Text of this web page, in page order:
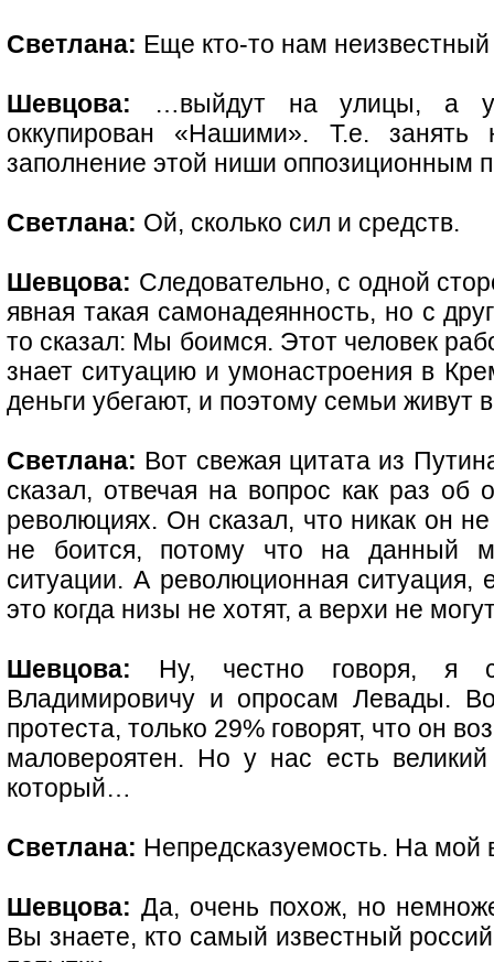
Светлана: Еще кто-то нам
Шевцова: …выйдут на улицы, а
оккупирован «Нашими». Т.е. занять
заполнение этой ниши оппозиционным
Светлана: Ой, сколько сил и средств.
Шевцова: Следовательно, с одной
явная такая самонадеянность, но с
то сказал: Мы боимся. Этот человек
знает ситуацию и умонастроения в
деньги убегают, и поэтому семьи живут
Светлана: Вот свежая цитата из
сказал, отвечая на вопрос как раз
революциях. Он сказал, что никак он
не боится, потому что на данный
ситуации. А революционная
это когда низы не хотят, а верхи не
Шевцова: Ну, честно говоря, я
Владимировичу и опросам Левады.
протеста, только 29% говорят, что он
маловероятен. Но у нас есть великий
который…
Светлана: Непредсказуемость. На мой
Шевцова: Да, очень похож, но
Вы знаете, кто самый известный